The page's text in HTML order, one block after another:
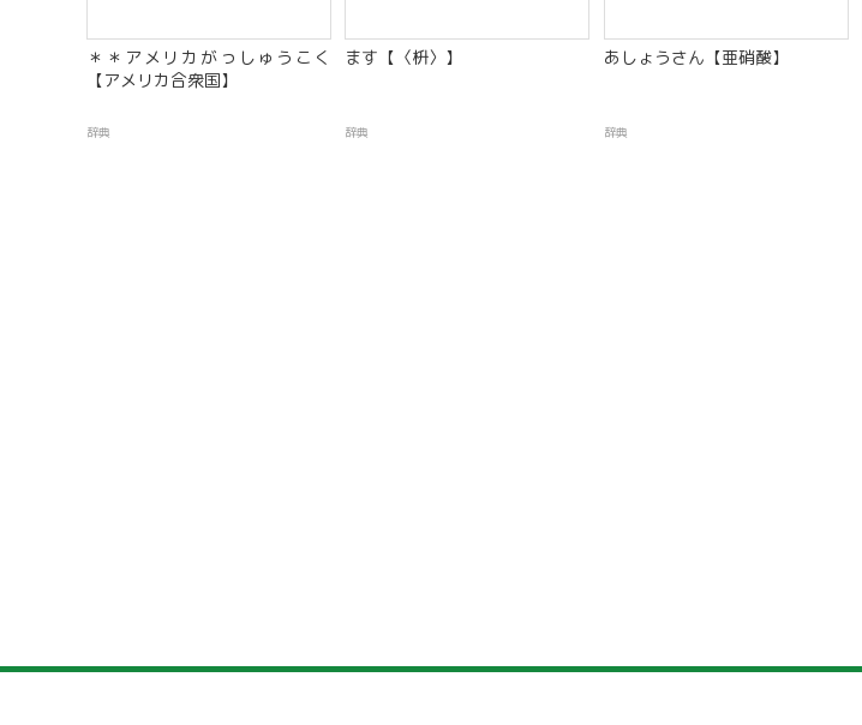
＊＊アメリカがっしゅうこく
【アメリカ合衆国】
辞典
ます【〈枡〉】
辞典
あしょうさん【亜硝酸】
辞典